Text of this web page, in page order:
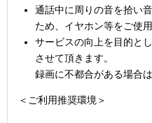
通話中に周りの音を拾い
ため、イヤホン等をご使
サービスの向上を目的と
させて頂きます。
録画に不都合がある場合
＜ご利用推奨環境＞